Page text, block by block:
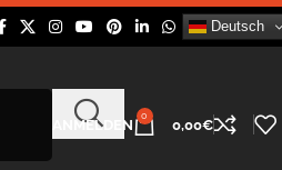
Deutsch
ANMELDEN
0
0,00€